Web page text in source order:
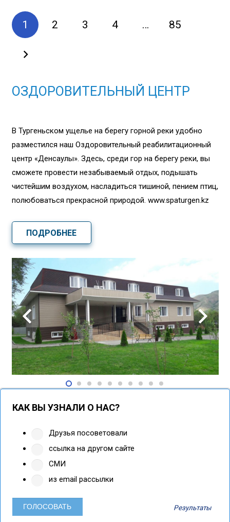
1 2 3 4 … 85
ОЗДОРОВИТЕЛЬНЫЙ ЦЕНТР
В Тургеньском ущелье на берегу горной реки удобно
разместился наш Оздоровительный реабилитационный
центр «Денсаулық». Здесь, среди гор на берегу реки, вы
сможете провести незабываемый отдых, подышать
чистейшим воздухом, насладиться тишиной, пением птиц,
полюбоваться прекрасной природой. www.spaturgen.kz
ПОДРОБНЕЕ
КАК ВЫ УЗНАЛИ О НАС?
Друзья посоветовали
ссылка на другом сайте
СМИ
из email рассылки
Результаты